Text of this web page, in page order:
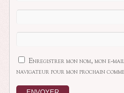
Enregistrer mon nom, mon e-
navigateur pour mon prochain